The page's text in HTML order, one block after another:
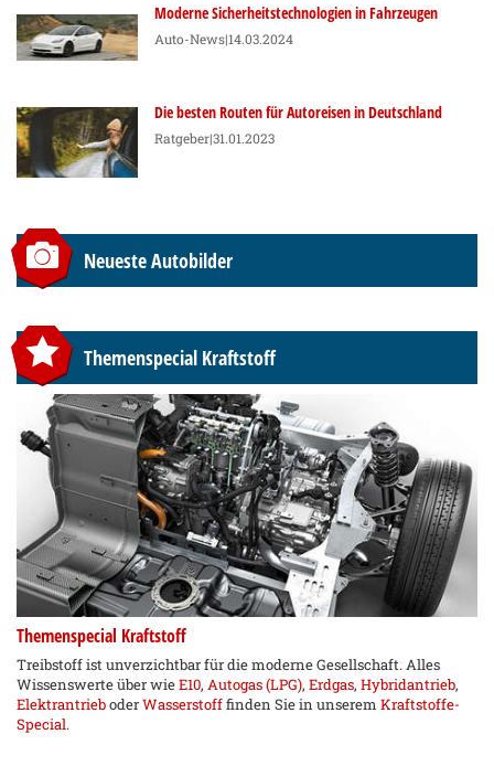
Moderne Sicherheitstechnologien in Fahrzeugen
Auto-News|14.03.2024
Die besten Routen für Autoreisen in Deutschland
Ratgeber|31.01.2023
Neueste Autobilder
Themenspecial Kraftstoff
Themenspecial Kraftstoff
Treibstoff ist unverzichtbar für die moderne Gesellschaft. Alles
Wissenswerte über wieE10, Autogas (LPG), Erdgas, Hybridantrieb,
ElektrantrieboderWasserstofffinden Sie in unserem Kraftstoffe-
Special.